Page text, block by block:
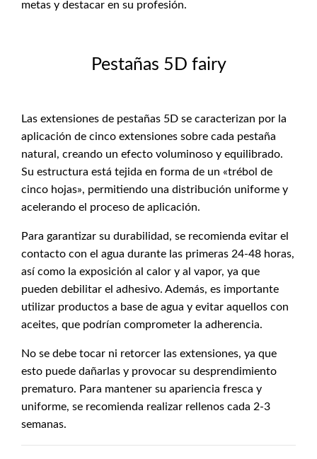
metas y destacar en su profesión.
Pestañas 5D fairy
Las extensiones de pestañas 5D se caracterizan por la
aplicación de cinco extensiones sobre cada pestaña
natural, creando un efecto voluminoso y equilibrado.
Su estructura está tejida en forma de un «trébol de
cinco hojas», permitiendo una distribución uniforme y
acelerando el proceso de aplicación.
Para garantizar su durabilidad, se recomienda evitar el
contacto con el agua durante las primeras 24-48 horas,
así como la exposición al calor y al vapor, ya que
pueden debilitar el adhesivo. Además, es importante
utilizar productos a base de agua y evitar aquellos con
aceites, que podrían comprometer la adherencia.
No se debe tocar ni retorcer las extensiones, ya que
esto puede dañarlas y provocar su desprendimiento
prematuro. Para mantener su apariencia fresca y
uniforme, se recomienda realizar rellenos cada 2-3
semanas.